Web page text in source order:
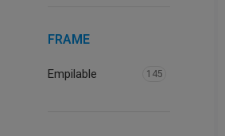
FRAME
Empilable 145